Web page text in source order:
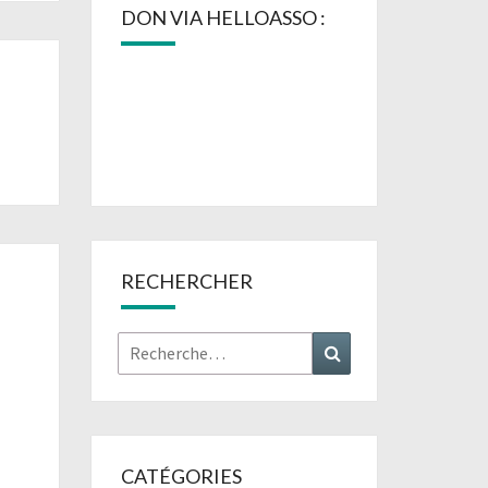
DON VIA HELLOASSO :
RECHERCHER
Rechercher :
CATÉGORIES